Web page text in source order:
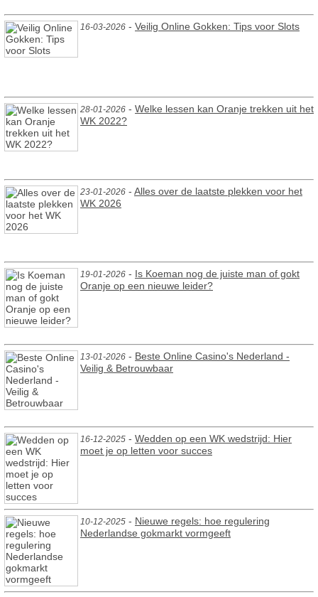
16-03-2026 - Veilig Online Gokken: Tips voor Slots
28-01-2026 - Welke lessen kan Oranje trekken uit het
WK 2022?
23-01-2026 - Alles over de laatste plekken voor het
WK 2026
19-01-2026 - Is Koeman nog de juiste man of gokt
Oranje op een nieuwe leider?
13-01-2026 - Beste Online Casino's Nederland -
Veilig & Betrouwbaar
16-12-2025 - Wedden op een WK wedstrijd: Hier
moet je op letten voor succes
10-12-2025 - Nieuwe regels: hoe regulering
Nederlandse gokmarkt vormgeeft